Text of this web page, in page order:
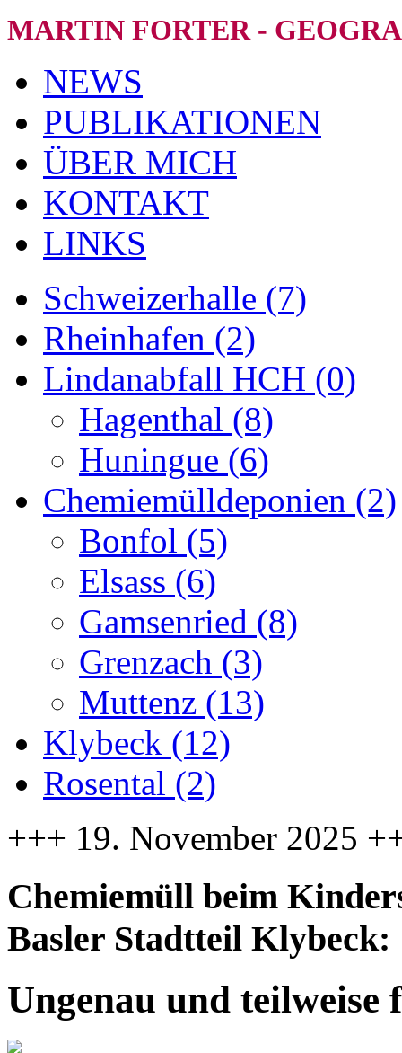
MARTIN FORTER -
NEWS
PUBLIKATIONEN
ÜBER MICH
KONTAKT
LINKS
Schweizerhalle (7)
Rheinhafen (2)
Lindanabfall HCH (0)
Hagenthal (8)
Huningue (6)
Chemiemülldeponien (2)
Bonfol (5)
Elsass (6)
Gamsenried (8)
Grenzach (3)
Muttenz (13)
Klybeck (12)
Rosental (2)
+++ 19. November 2025
Chemiemüll beim
Basler Stadtteil Klybeck:
Ungenau und teilweise